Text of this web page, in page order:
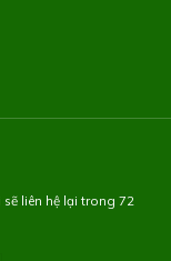
liên hệ lại trong 72